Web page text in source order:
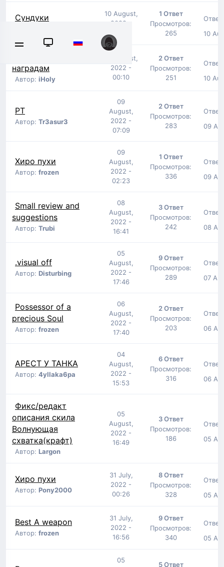
Cундуки
10 August,
2022 -
1 Ответ
Просмотров:
265
10
наградам
Автор: iHoly
10 August,
2022 -
00:10
2 Ответ
Просмотров:
251
10
РТ
Автор: Tr3asur3
09
August,
2022 -
07:09
2 Ответ
Просмотров:
283
09
Хиро пухи
Автор: frozen
09
August,
2022 -
02:23
1 Ответ
Просмотров:
336
09
Small review and
suggestions
Автор: Trubi
08
August,
2022 -
16:41
3 Ответ
Просмотров:
242
08
.visual off
Автор: Disturbing
05
August,
2022 -
17:46
9 Ответ
Просмотров:
289
07
Possessor of a
precious Soul
Автор: frozen
06
August,
2022 -
17:40
2 Ответ
Просмотров:
203
06
АРЕСТ У ТАНКА
Автор: 4yllaka6pa
04
August,
2022 -
15:53
6 Ответ
Просмотров:
316
06
Фикс/редакт
описания скила
Волнующая
схватка(крафт)
Автор: Largon
05
August,
2022 -
16:49
3 Ответ
Просмотров:
186
05
Хиро пухи
Автор: Pony2000
31 July,
2022 -
00:26
8 Ответ
Просмотров:
328
05
Best A weapon
Автор: frozen
31 July,
2022 -
16:56
9 Ответ
Просмотров:
340
05
05
5 Ответ